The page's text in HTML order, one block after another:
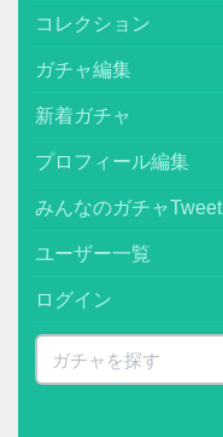
コレクション
ガチャ編集
新着ガチャ
プロフィール編集
みんなのガチャTweet
ユーザー一覧
ログイン